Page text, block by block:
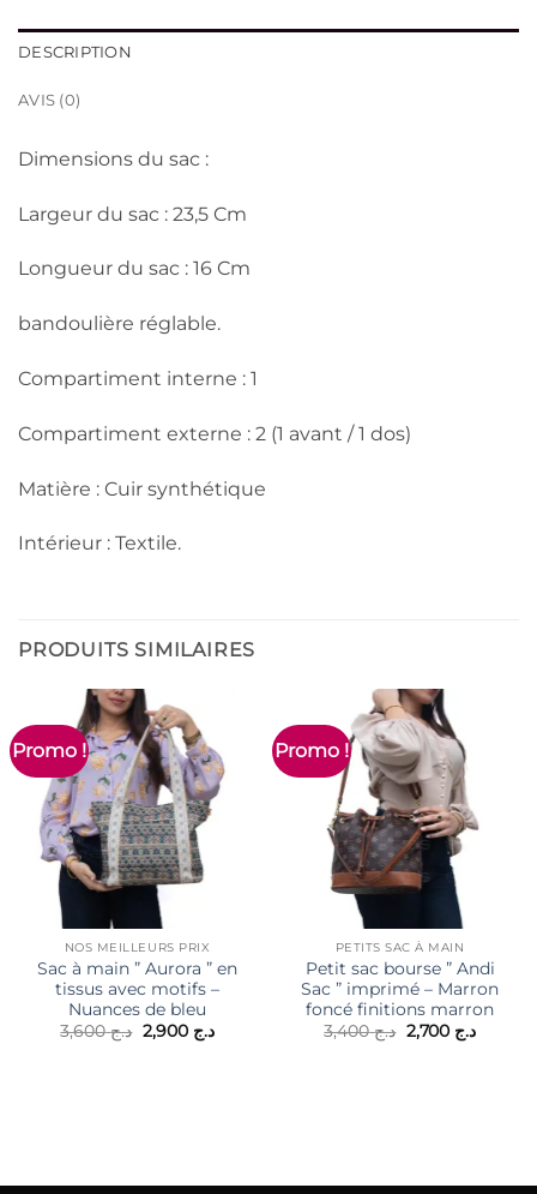
DESCRIPTION
AVIS (0)
Dimensions du sac :
Largeur du sac : 23,5 Cm
Longueur du sac : 16 Cm
bandoulière réglable.
Compartiment interne : 1
Compartiment externe : 2 (1 avant / 1 dos)
Matière : Cuir synthétique
Intérieur : Textile.
PRODUITS SIMILAIRES
Promo !
NOS MEILLEURS PRIX
Sac à main ” Aurora ” en
tissus avec motifs –
Nuances de bleu
د.ج3,600
Le
prix
د.ج 2,900
Le
Promo !
PETITS SAC À MAIN
Petit sac bourse ” Andi
Sac ” imprimé – Marron
foncé finitions marron
د.ج3,400
Le
prix
د.ج 2,700
Le